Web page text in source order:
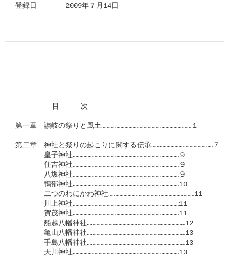
登録日　　　　2009年７月14日
目　　　次
第一章　讃岐の祭りと風土…………………………………………………………１
第二章　神社と祭りの起こりに関する伝承………………………………………７
皇子神社……………………………………………………………………９
住吉神社……………………………………………………………………９
八坂神社……………………………………………………………………９
鴨部神社……………………………………………………………………10
二つのわにかわ神社………………………………………………………11
川上神社……………………………………………………………………11
賀茂神社……………………………………………………………………11
船越八幡神社………………………………………………………………12
亀山八幡神社………………………………………………………………13
手島八幡神社………………………………………………………………13
天川神社……………………………………………………………………13